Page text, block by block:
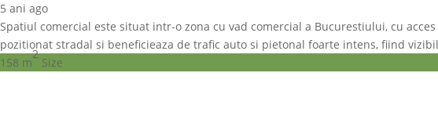
5 ani ago
Spatiul comercial este situat intr-o zona cu vad comercial a Bucurestiului, cu
pozitionat stradal si beneficieaza de trafic auto si pietonal foarte intens, fiind
158 m
2
Size